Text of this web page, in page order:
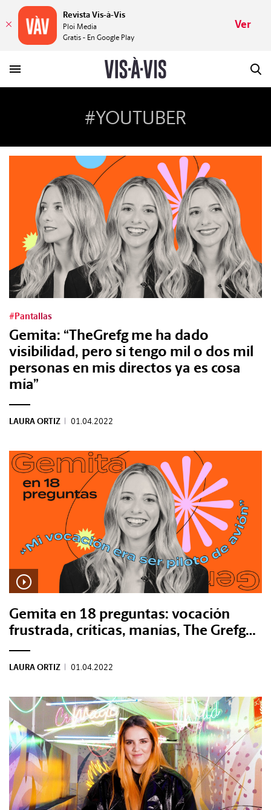
#YOUTUBER
#Pantallas
Gemita: “TheGrefg me ha dado
visibilidad, pero si tengo mil o dos mil
personas en mis directos ya es cosa
mía”
LAURA ORTIZ | 01.04.2022
Gemita en 18 preguntas: vocación
frustrada, críticas, manías, The Grefg…
LAURA ORTIZ | 01.04.2022
HISTORIAS
PLACERES
MUNDOS
VÍDEOS
REVISTA
#Tendencias
#Marcianadas
#Pantallas
#Planes
#Gastro
#Caras
#Diseño
#Rincones
Revista Vis-à-Vis
Ploi Media
Gratis - En Google Play
Ver